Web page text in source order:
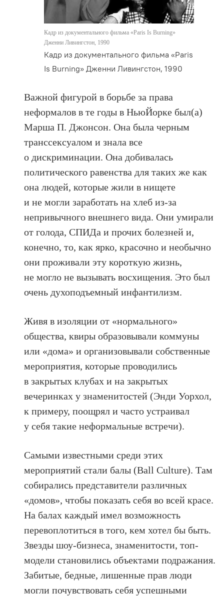
Кадр из документального фильма «Paris Is Burning»
Дженни Ливингстон, 1990
Кадр из документального фильма «Paris
Is Burning» Дженни Ливингстон, 1990
Важной фигурой в борьбе за права
неформалов в те годы в НьюЙорке был(а)
Марша П. Джонсон. Она была черным
трансcексуалом и знала все
о дискриминации. Она добивалась
политического равенства для таких же как
она людей, которые жили в нищете
и не могли заработать на хлеб из‑за
непривычного внешнего вида. Они умирали
от голода, СПИДа и прочих болезней и,
конечно, то, как ярко, красочно и необычно
они проживали эту короткую жизнь,
не могло не вызывать восхищения. Это был
очень духоподъемный инфантилизм.
Живя в изоляции от «нормального»
общества, квиры образовывали коммуны
или «дома» и организовывали собственные
мероприятия, которые проводились
в закрытых клубах и на закрытых
вечеринках у знаменитостей (Энди Уорхол,
к примеру, поощрял и часто устраивал
у себя такие неформальные встречи).
Самыми известными среди этих
мероприятий стали балы (Ball Culture). Там
собирались представители различных
«домов», чтобы показать себя во всей красе.
На балах каждый имел возможность
перевоплотиться в того, кем хотел бы быть.
Звезды шоу-бизнеса, знаменитости, топ-
модели становились объектами подражания.
Забитые, бедные, лишенные прав люди
могли почувствовать себя успешными